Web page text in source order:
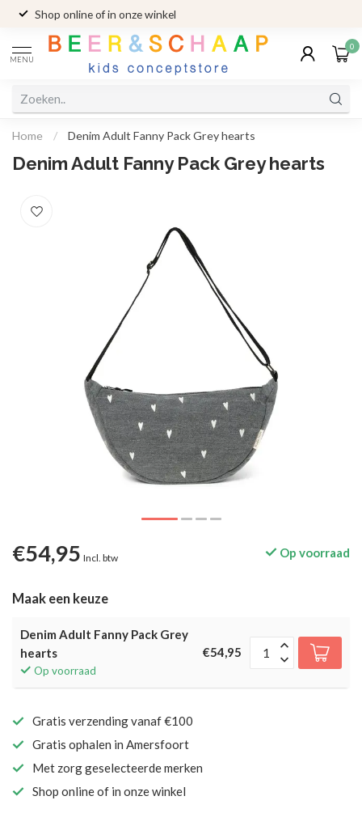
Shop online of in onze winkel
MENU
0
Home / Denim Adult Fanny Pack Grey hearts
Denim Adult Fanny Pack Grey hearts
€54,95 Incl. btw Op voorraad
Maak een keuze
Denim Adult Fanny Pack Grey
hearts
Op voorraad
€54,95
Gratis verzending vanaf €100
Gratis ophalen in Amersfoort
Met zorg geselecteerde merken
Shop online of in onze winkel